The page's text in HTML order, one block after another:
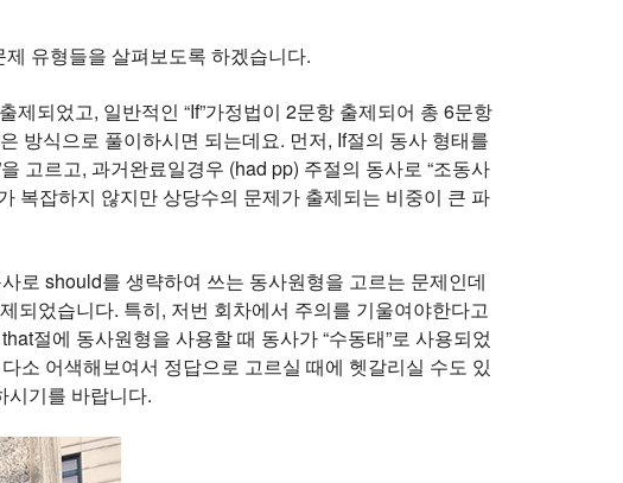
유형들을 살펴보도록 하겠습니다.
제되었고, 일반적인 “If”가정법이 2문항 출제되어 총 6문항
방식으로 풀이하시면 되는데요. 먼저, If절의 동사 형태를
고르고, 과거완료일경우 (had pp) 주절의 동사로 “조동사
복잡하지 않지만 상당수의 문제가 출제되는 비중이 큰 파
로 should를 생략하여 쓰는 동사원형을 고르는 문제인데
되었습니다. 특히, 저번 회차에서 주의를 기울여야한다고
절에 동사원형을 사용할 때 동사가 “수동태”로 사용되었
소 어색해보여서 정답으로 고르실 때에 헷갈리실 수도 있
시기를 바랍니다.